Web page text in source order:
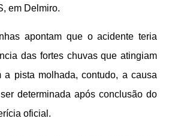
em Delmiro.
apontam que o acidente teria
das fortes chuvas que atingiam
a pista molhada, contudo, a causa
determinada após conclusão do
oficial.